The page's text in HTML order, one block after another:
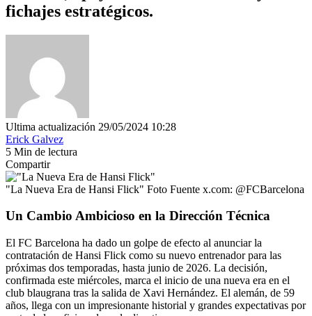
fichajes estratégicos.
Ultima actualización 29/05/2024 10:28
Erick Galvez
5 Min de lectura
Compartir
"La Nueva Era de Hansi Flick" Foto Fuente x.com: @FCBarcelona
Un Cambio Ambicioso en la Dirección Técnica
El FC Barcelona ha dado un golpe de efecto al anunciar la
contratación de Hansi Flick como su nuevo entrenador para las
próximas dos temporadas, hasta junio de 2026. La decisión,
confirmada este miércoles, marca el inicio de una nueva era en el
club blaugrana tras la salida de Xavi Hernández. El alemán, de 59
años, llega con un impresionante historial y grandes expectativas por